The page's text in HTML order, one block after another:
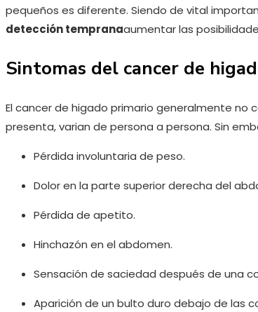
pequeños es diferente. Siendo de vital
detección tempranaaumentar las
Sintomas del cancer de
El cancer de higado primario generalmente no
presenta, varian de persona a persona. Sin
Pérdida involuntaria de peso.
Dolor en la parte superior derecha del
Pérdida de apetito.
Hinchazón en el abdomen.
Sensación de saciedad después de una
Aparición de un bulto duro debajo de las